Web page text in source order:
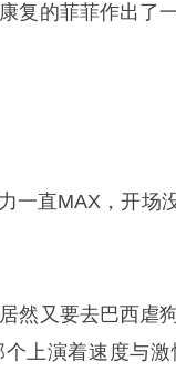
复的菲菲作出了
一直MAX，开场
然又要去巴西虐
上演着速度与